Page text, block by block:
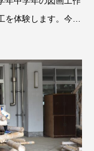
体験します。今年